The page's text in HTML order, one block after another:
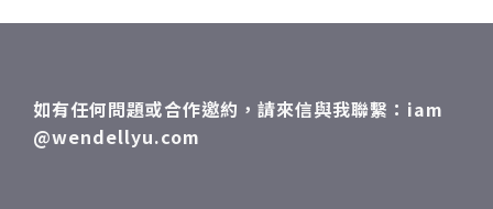
如有任何問題或合作邀約，請來信與我聯繫：iam
@wendellyu.com